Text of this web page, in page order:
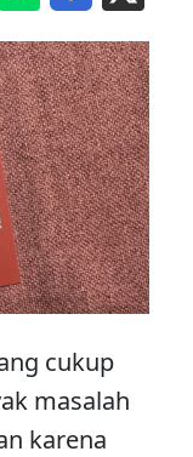
cukup
masalah
karena